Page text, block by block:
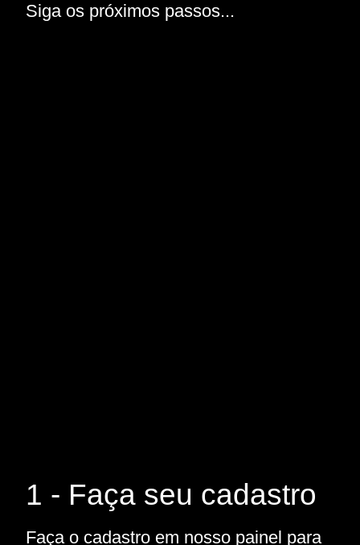
Siga os próximos passos...
1 - Faça seu cadastro
Faça o cadastro em nosso painel para